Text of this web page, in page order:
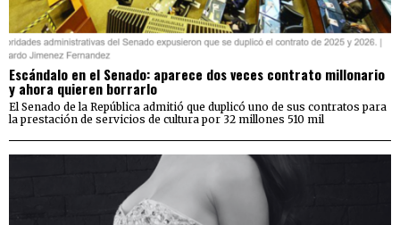
Escándalo en el Senado: aparece dos veces contrato millonario
y ahora quieren borrarlo
El Senado de la República admitió que duplicó uno de sus contratos para
la prestación de servicios de cultura por 32 millones 510 mil